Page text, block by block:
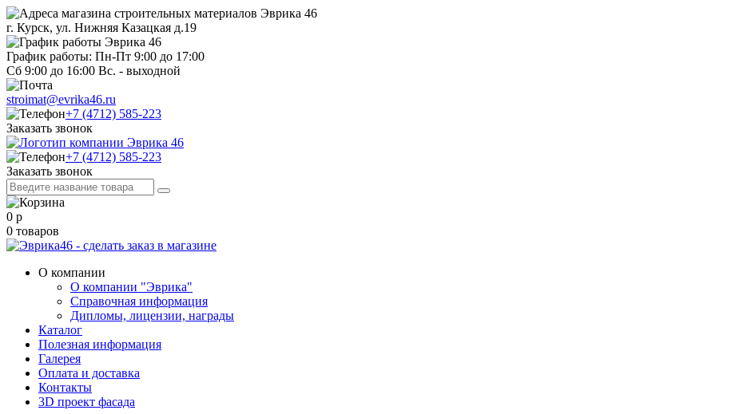
г. Курск, ул. Нижняя Казацкая д.19
График работы: Пн-Пт 9:00 до 17:00
Сб 9:00 до 16:00 Вс. - выходной
stroimat@evrika46.ru
+7 (4712) 585-223
Заказать звонок
+7 (4712) 585-223
Заказать звонок
0 р
0 товаров
О компании
О компании "Эврика"
Справочная информация
Дипломы, лицензии, награды
Каталог
Полезная информация
Галерея
Оплата и доставка
Контакты
3D проект фасада